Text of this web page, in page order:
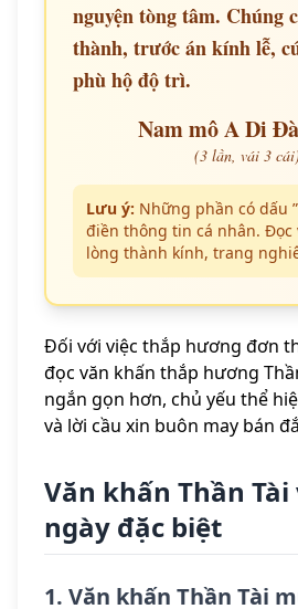
nguyện tòng tâm. Chúng
thành, trước án kính lễ,
phù hộ độ trì.
Nam mô A Di
(3 lần, vái 3 cái)
Lưu ý: Những phần có dấu
điền thông tin cá nhân. Đọc
lòng thành kính, trang
Đối với việc thắp hương đơn
đọc văn khấn thắp hương
ngắn gọn hơn, chủ yếu thể
và lời cầu xin buôn may bán
Văn khấn Thần Tài
ngày đặc biệt
1. Văn khấn Thần Tài